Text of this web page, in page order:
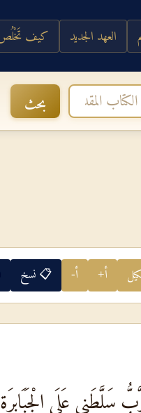
العهد الجديد كيف
بحث
أ+ أ- 📋 نسخ
سَلَّطَنِي عَلَى